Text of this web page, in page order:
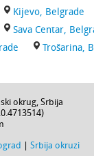
Kijevo, Belgrade
Sava Centar,
Trošarina,
okrug, Srbija
)
Srbija okruzi